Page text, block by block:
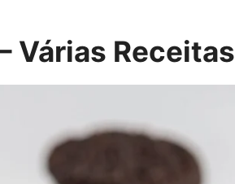
Várias Receitas